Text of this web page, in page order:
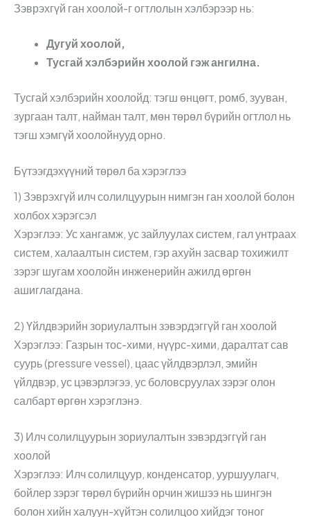
Зэврэхгүй ган хоолой-г огтлолын хэлбэрээр нь:
Дугуй хоолой,
Тусгай хэлбэрийн хоолой гэж ангилна.
Тусгай хэлбэрийн хоолойд: тэгш өнцөгт, ромб, зууван,
зургаан талт, найман талт, мөн төрөл бүрийн огтлол нь
тэгш хэмгүй хоолойнууд орно.
Бүтээгдэхүүний төрөл ба хэрэглээ
1) Зэврэхгүй илч солилцуурын нимгэн ган хоолой болон
холбох хэрэгсэл
Хэрэглээ: Ус хангамж, ус зайлуулах систем, гал унтраах
систем, халаалтын систем, гэр ахуйн засвар тохижилт
зэрэг шугам хоолойн инженерийн ажилд өргөн
ашиглагдана.
2) Үйлдвэрийн зориулалтын зэвэрдэггүй ган хоолой
Хэрэглээ: Газрын тос-хими, нүүрс-хими, даралтат сав
суурь (pressure vessel), цаас үйлдвэрлэл, эмийн
үйлдвэр, ус цэвэрлэгээ, ус боловсруулах зэрэг олон
салбарт өргөн хэрэглэнэ.
3) Илч солилцуурын зориулалтын зэвэрдэггүй ган
хоолой
Хэрэглээ: Илч солилцуур, конденсатор, ууршуулагч,
бойлер зэрэг төрөл бүрийн орчин жишээ нь шингэн
болон хийн халуун-хүйтэн солилцоо хийдэг тоног